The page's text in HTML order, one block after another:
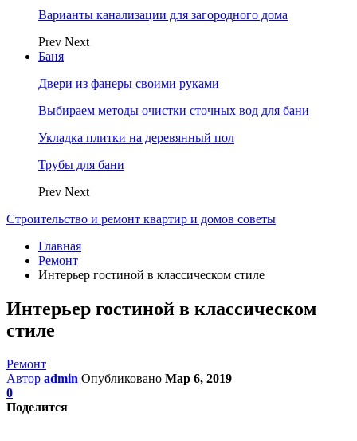
Варианты канализации для загородного дома
Prev Next
Баня
Двери из фанеры своими руками
Выбираем методы очистки сточных вод для бани
Укладка плитки на деревянный пол
Трубы для бани
Prev Next
Строительство и ремонт квартир и домов советы
Главная
Ремонт
Интерьер гостиной в классическом стиле
Интерьер гостиной в классическом
стиле
Ремонт
Автор admin Опубликовано Мар 6, 2019
0
Поделится